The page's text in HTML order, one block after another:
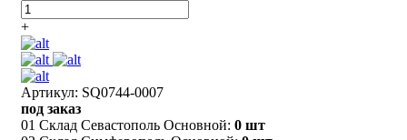
+
Артикул: SQ0744-0007
под заказ
01 Склад Севастополь Основной: 0 шт